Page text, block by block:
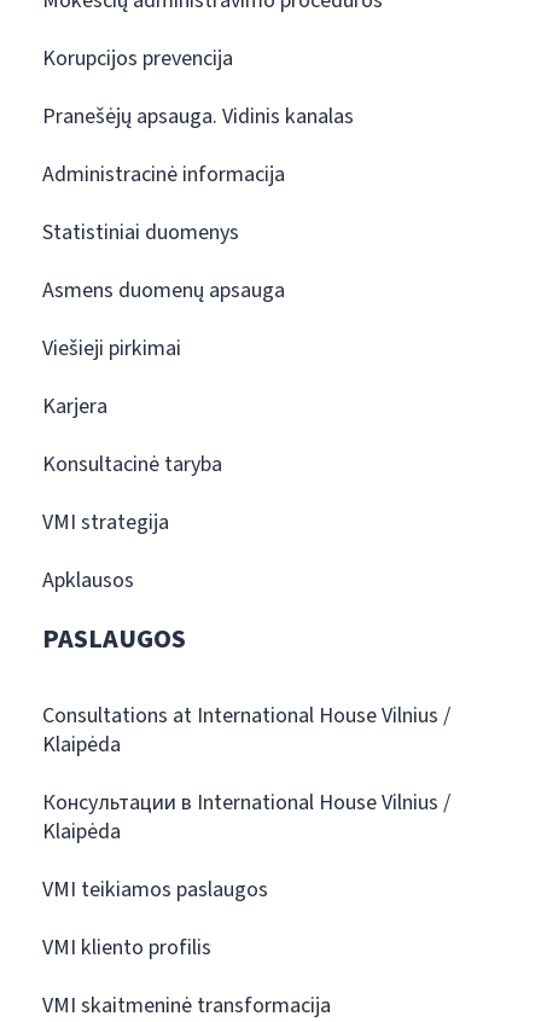
Korupcijos prevencija
Pranešėjų apsauga. Vidinis kanalas
Administracinė informacija
Statistiniai duomenys
Asmens duomenų apsauga
Viešieji pirkimai
Karjera
Konsultacinė taryba
VMI strategija
Apklausos
PASLAUGOS
Consultations at International House Vilnius /
Klaipėda
Консультации в International House Vilnius /
Klaipėda
VMI teikiamos paslaugos
VMI kliento profilis
VMI skaitmeninė transformacija